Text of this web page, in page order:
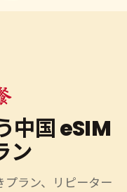
中国 eSIM
ン
プラン、リピーター